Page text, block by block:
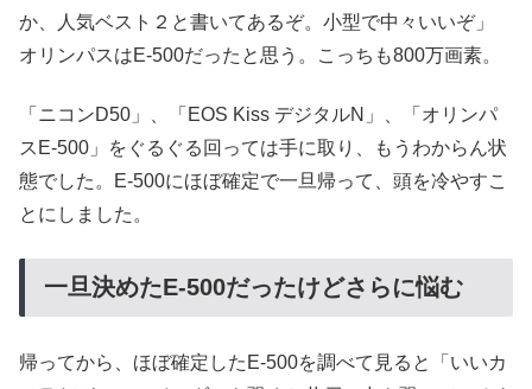
か、人気ベスト２と書いてあるぞ。小型で中々いいぞ」
オリンパスはE-500だったと思う。こっちも800万画素。
「ニコンD50」、「EOS Kiss デジタルN」、「オリンパ
スE-500」をぐるぐる回っては手に取り、もうわからん状
態でした。E-500にほぼ確定で一旦帰って、頭を冷やすこ
とにしました。
一旦決めたE-500だったけどさらに悩む
帰ってから、ほぼ確定したE-500を調べて見ると「いいカ